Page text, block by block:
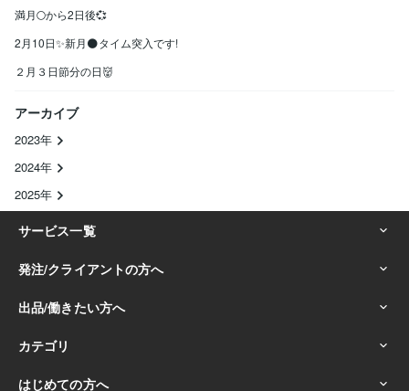
満月🌕から2日後💞
2月10日✨新月🌑タイム突入です!
２月３日節分の日👹
アーカイブ
2023年
2024年
2025年